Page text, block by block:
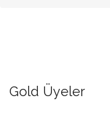
Gold Üyeler